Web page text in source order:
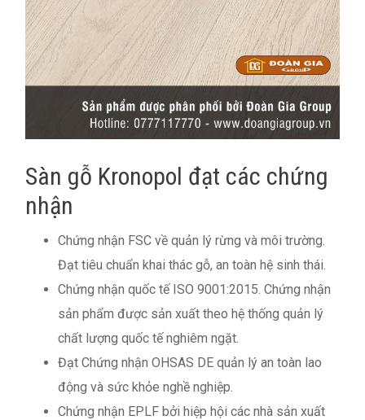
Sàn gỗ Kronopol đạt các chứng
nhận
Chứng nhận FSC về quản lý rừng và môi trường.
Đạt tiêu chuẩn khai thác gỗ, an toàn hệ sinh thái.
Chứng nhận quốc tế ISO 9001:2015. Chứng nhận
sản phẩm được sản xuất theo hệ thống quản lý
chất lượng quốc tế nghiêm ngặt.
Đạt Chứng nhận OHSAS DE quản lý an toàn lao
động và sức khỏe nghề nghiệp.
Chứng nhận EPLF bởi hiệp hội các nhà sản xuất